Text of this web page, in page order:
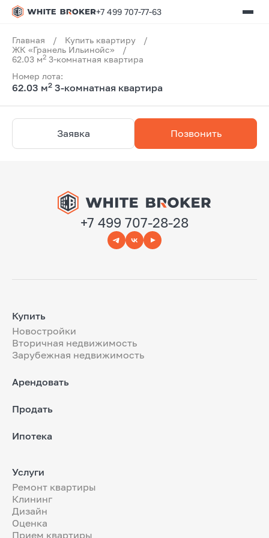
+7 499 707-77-63
Главная / Купить квартиру
/
ЖК «Гранель Ильинойс»
/
62.03 м2 3-комнатная квартира
Номер лота:
62.03 м2 3-комнатная квартира
Заявка Позвонить
+7 499 707-28-28
Купить
Новостройки
Вторичная недвижимость
Зарубежная недвижимость
Арендовать
Продать
Ипотека
Услуги
Ремонт квартиры
Клининг
Дизайн
Оценка
Прием квартиры